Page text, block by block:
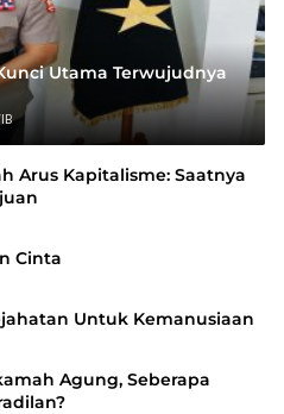
Utama Terwujudnya
Arus Kapitalisme: Saatnya
Cinta
Untuk Kemanusiaan
Agung, Seberapa